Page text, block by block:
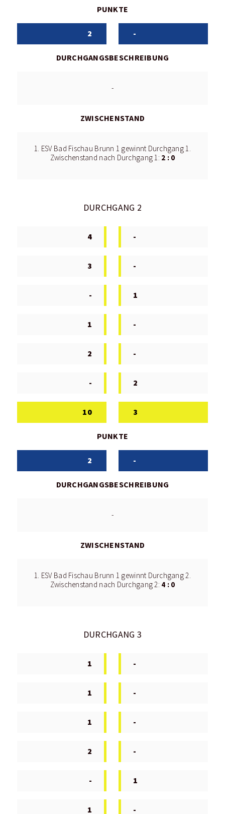
PUNKTE
2 -
DURCHGANGSBESCHREIBUNG
-
ZWISCHENSTAND
1. ESV Bad Fischau Brunn 1 gewinnt Durchgang 1.
Zwischenstand nach Durchgang 1: 2 : 0
DURCHGANG 2
4 -
3 -
- 1
1 -
2 -
- 2
10 3
PUNKTE
2 -
DURCHGANGSBESCHREIBUNG
-
ZWISCHENSTAND
1. ESV Bad Fischau Brunn 1 gewinnt Durchgang 2.
Zwischenstand nach Durchgang 2: 4 : 0
DURCHGANG 3
1 -
1 -
1 -
2 -
- 1
1 -